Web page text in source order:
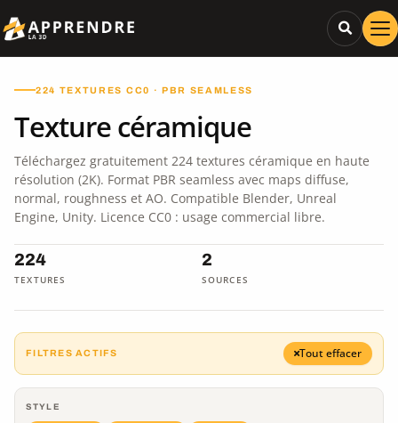
224 TEXTURES CC0 · PBR SEAMLESS
Texture céramique
Téléchargez gratuitement 224 textures céramique en haute
résolution (2K). Format PBR seamless avec maps diffuse,
normal, roughness et AO. Compatible Blender, Unreal
Engine, Unity. Licence CC0 : usage commercial libre.
224
TEXTURES
2
SOURCES
FILTRES ACTIFS Tout effacer
STYLE